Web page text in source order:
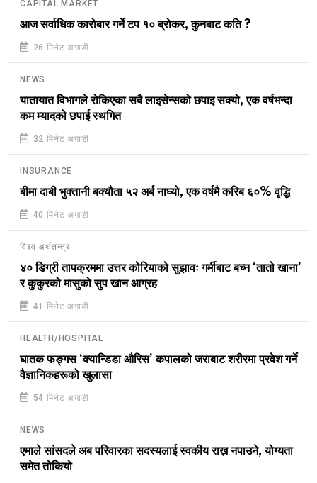
CAPITAL MARKET
आज सर्वाधिक कारोबार गर्ने टप १० ब्रोकर, कुनबाट कति ?
26 मिनेट अगाडी
NEWS
यातायात विभागले रोकिएका सबै लाइसेन्सको छपाइ सक्यो, एक वर्षभन्दा
कम म्यादको छपाई स्थगित
32 मिनेट अगाडी
INSURANCE
बीमा दाबी भुक्तानी बक्यौता ५२ अर्ब नाघ्यो, एक वर्षमै करिब ६०% वृद्धि
40 मिनेट अगाडी
विश्व अर्थतन्त्र
४० डिग्री तापक्रममा उत्तर कोरियाको सुझावः गर्मीबाट बच्न ‘तातो खाना’
र कुकुरको मासुको सुप खान आग्रह
41 मिनेट अगाडी
HEALTH/HOSPITAL
घातक फङ्गस ‘क्यान्डिडा औरिस’ कपालको जराबाट शरीरमा प्रवेश गर्ने
वैज्ञानिकहरूको खुलासा
54 मिनेट अगाडी
NEWS
एमाले सांसदले अब परिवारका सदस्यलाई स्वकीय राख्न नपाउने, योग्यता
समेत तोकियो